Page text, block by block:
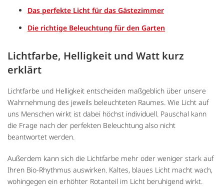
Das perfekte Licht für das Gästezimmer
Die richtige Beleuchtung für den Garten
Lichtfarbe, Helligkeit und Watt kurz
erklärt
Lichtfarbe und Helligkeit entscheiden maßgeblich über unsere
Wahrnehmung des jeweils beleuchteten Raumes. Wie Licht auf
uns Menschen wirkt ist dabei höchst individuell. Pauschal kann
die Frage nach der perfekten Beleuchtung also nicht
beantwortet werden.
Außerdem kann sich die Lichtfarbe mehr oder weniger stark auf
Ihren Bio-Rhythmus auswirken. Kaltes, blaues Licht macht wach,
wohingegen ein erhöhter Rotanteil im Licht beruhigend wirkt.